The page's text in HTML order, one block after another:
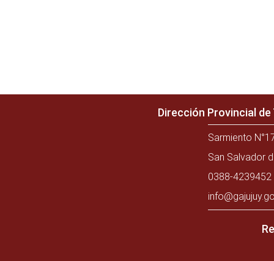
Dirección Provincial
Sarmiento
San Salvador
0388-